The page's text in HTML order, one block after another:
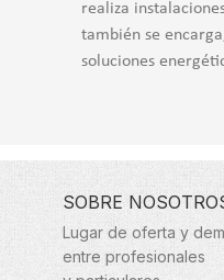
realiza
también se
soluciones
SOBRE
Lugar de oferta y
entre profesionales